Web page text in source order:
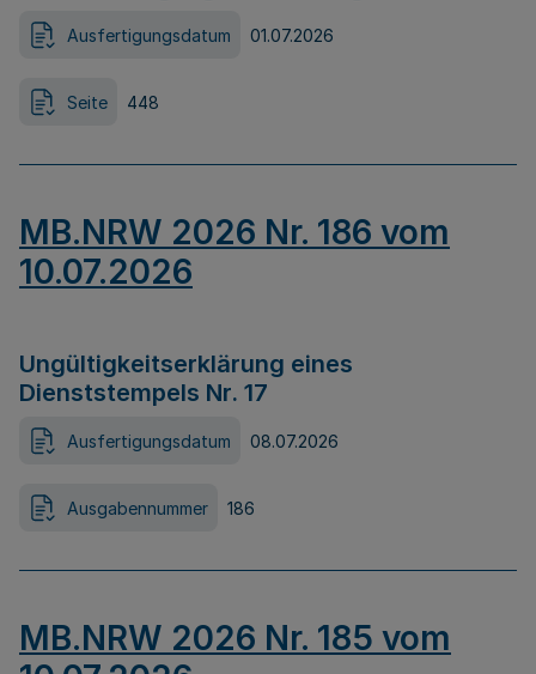
Ausfertigungsdatum 01.07.2026
Seite 448
MB.NRW 2026 Nr. 186 vom
10.07.2026
Ungültigkeitserklärung eines
Dienststempels Nr. 17
Ausfertigungsdatum 08.07.2026
Ausgabennummer 186
MB.NRW 2026 Nr. 185 vom